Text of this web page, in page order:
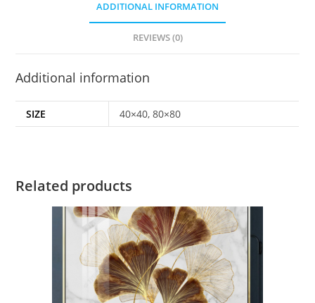
ADDITIONAL INFORMATION
REVIEWS (0)
Additional information
SIZE 40×40, 80×80
Related products